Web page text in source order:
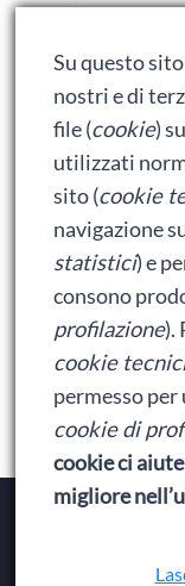
Ralph spacca
Bumblebee: un
Meta
Accedi
Feed dei contenuti
Feed dei commenti
WordPress.org
Su questo
nostri e di
file (cookie)
utilizzati
sito (cookie
navigazione
statistici) e
consono
profilazione).
cookie
permesso per
cookie di
cookie ci
migliore